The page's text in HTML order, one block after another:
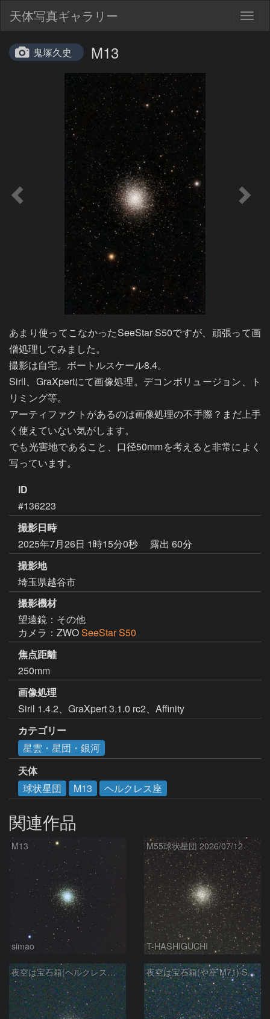
天体写真ギャラリー
鬼塚久史 M13
あまり使ってこなかったSeeStar S50ですが、頑張って画
僧処理してみました。
撮影は自宅。ボートルスケール8.4。
Siril、GraXpertにて画像処理。デコンボリュージョン、ト
リミング等。
アーティファクトがあるのは画像処理の不手際？まだ上手
く使えていない気がします。
でも光害地であること、口径50mmを考えると非常によく
ID
#136223
撮影日時
2025年7月26日 1時15分0秒
露出 60分
撮影地
埼玉県越谷市
撮影機材
望遠鏡：その他
カメラ：ZWOSeeStar S50
焦点距離
250mm
画像処理
Siril 1.4.2、GraXpert 3.1.0 rc2、Affinity
カテゴリー
星雲・星団・銀河
天体
球状星団
M13 ヘルクレス座
関連作品
M13
simao
M55球状星団 2026/07/12
T-HASHIGUCHI
夜空は宝石箱(ヘルクレス座 M92) Seestar50 夜空は宝石箱(や座 M71) Seestar50